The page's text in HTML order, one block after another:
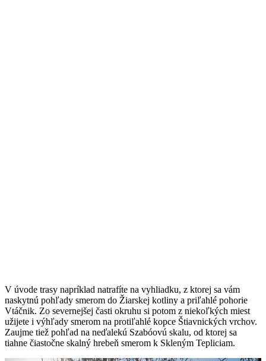
V úvode trasy napríklad natrafíte na vyhliadku, z ktorej sa vám
naskytnú pohľady smerom do Žiarskej kotliny a priľahlé pohorie
Vtáčnik. Zo severnejšej časti okruhu si potom z niekoľkých miest
užijete i výhľady smerom na protiľahlé kopce Štiavnických vrchov.
Zaujme tiež pohľad na neďalekú Szabóovú skalu, od ktorej sa
tiahne čiastočne skalný hrebeň smerom k Skleným Tepliciam.